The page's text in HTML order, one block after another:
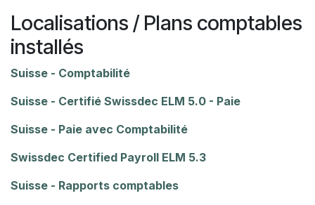
Localisations / Plans comptables
installés
Suisse - Comptabilité
Suisse - Certifié Swissdec ELM 5.0 - Paie
Suisse - Paie avec Comptabilité
Swissdec Certified Payroll ELM 5.3
Suisse - Rapports comptables